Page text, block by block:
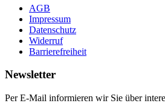
AGB
Impressum
Datenschutz
Widerruf
Barrierefreiheit
Newsletter
Per E-Mail informieren wir Sie über